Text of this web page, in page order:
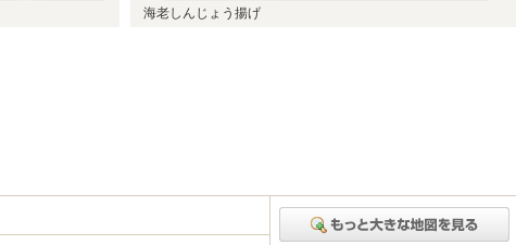
海老しんじょう揚げ